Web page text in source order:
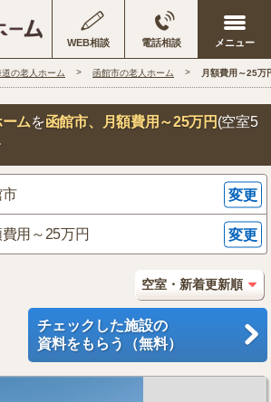
WEB相談 電話相談
道の老人ホーム 函館市の老人ホーム 月額費用～25万
ムを函館市、月額費用～25万円 (空室5
市 変更
費用～25万円 変更
チェックした施設の
資料をもらう（無料）